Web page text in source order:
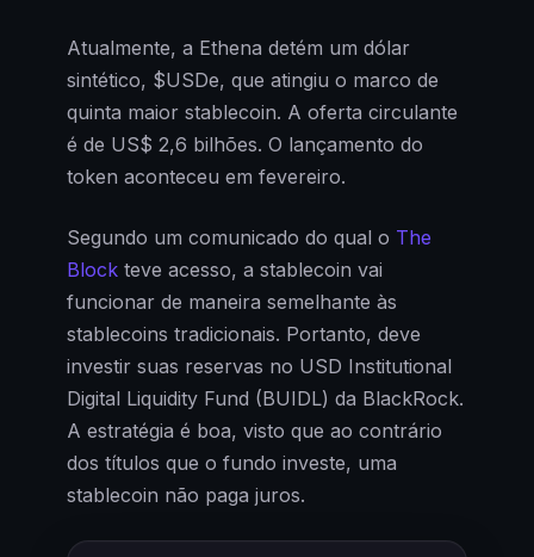
Atualmente, a Ethena detém um dólar
sintético, $USDe, que atingiu o marco de
quinta maior stablecoin. A oferta circulante
é de US$ 2,6 bilhões. O lançamento do
token aconteceu em fevereiro.
Segundo um comunicado do qual o The
Block teve acesso, a stablecoin vai
funcionar de maneira semelhante às
stablecoins tradicionais. Portanto, deve
investir suas reservas no USD Institutional
Digital Liquidity Fund (BUIDL) da BlackRock.
A estratégia é boa, visto que ao contrário
dos títulos que o fundo investe, uma
stablecoin não paga juros.